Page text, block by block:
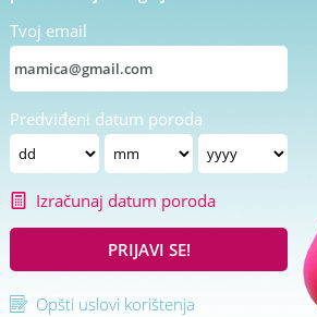
Tvoj email
Predviđeni datum poroda
Izračunaj datum poroda
PRIJAVI SE!
Opšti uslovi korištenja